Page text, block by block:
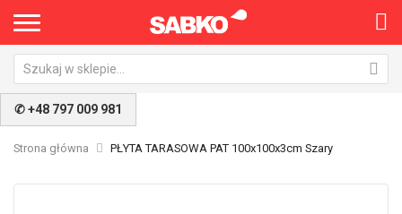
✆ +48 797 009 981
Strona główna PŁYTA TARASOWA PAT 100x100x3cm Szary